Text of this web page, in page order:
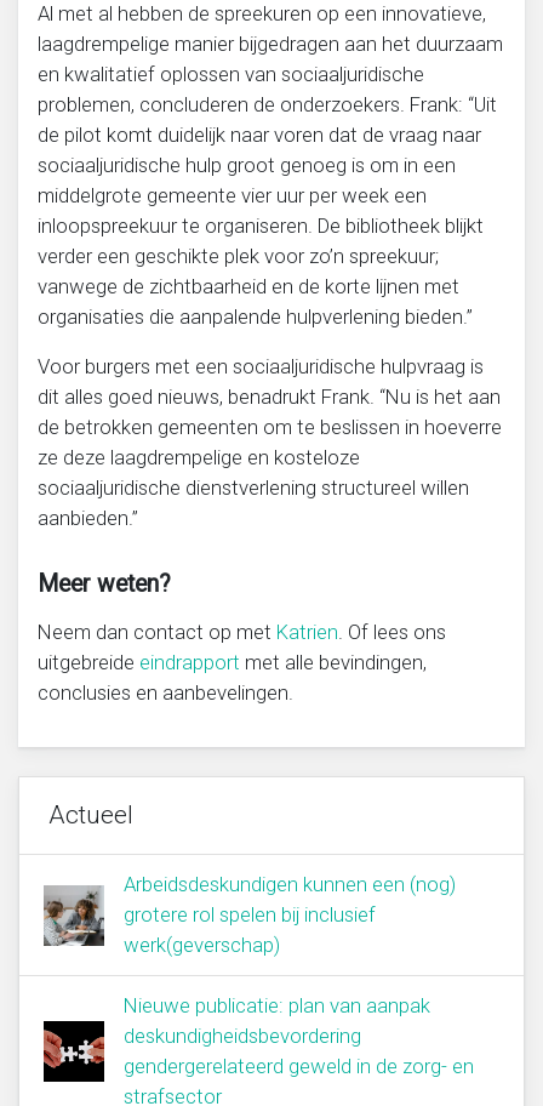
Al met al hebben de spreekuren op een innovatieve,
laagdrempelige manier bijgedragen aan het duurzaam
en kwalitatief oplossen van sociaaljuridische
problemen, concluderen de onderzoekers. Frank: “Uit
de pilot komt duidelijk naar voren dat de vraag naar
sociaaljuridische hulp groot genoeg is om in een
middelgrote gemeente vier uur per week een
inloopspreekuur te organiseren. De bibliotheek blijkt
verder een geschikte plek voor zo’n spreekuur;
vanwege de zichtbaarheid en de korte lijnen met
organisaties die aanpalende hulpverlening bieden.”
Voor burgers met een sociaaljuridische hulpvraag is
dit alles goed nieuws, benadrukt Frank. “Nu is het aan
de betrokken gemeenten om te beslissen in hoeverre
ze deze laagdrempelige en kosteloze
sociaaljuridische dienstverlening structureel willen
aanbieden.”
Meer weten?
Neem dan contact op met Katrien. Of lees ons
uitgebreide eindrapport met alle bevindingen,
conclusies en aanbevelingen.
Actueel
Arbeidsdeskundigen kunnen een (nog)
grotere rol spelen bij inclusief
werk(geverschap)
Nieuwe publicatie: plan van aanpak
deskundigheidsbevordering
gendergerelateerd geweld in de zorg- en
strafsector